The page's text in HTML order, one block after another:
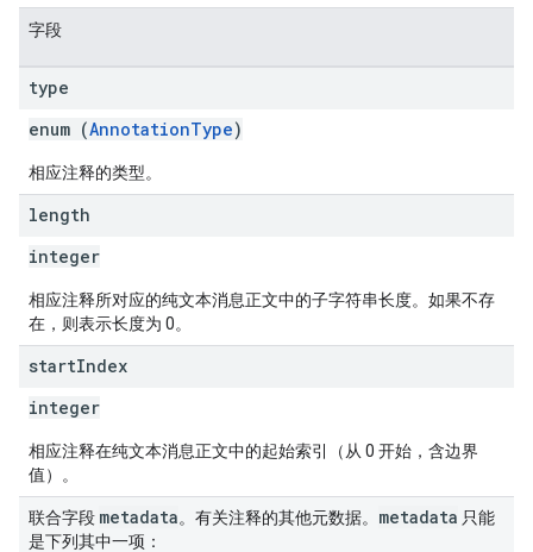
字段
type
enum (AnnotationType)
相应注释的类型。
length
integer
相应注释所对应的纯文本消息正文中的子字符串长度。如果不存
在，则表示长度为 0。
startIndex
integer
相应注释在纯文本消息正文中的起始索引（从 0 开始，含边界
值）。
联合字段 metadata。有关注释的其他元数据。 metadata 只能
是下列其中一项：